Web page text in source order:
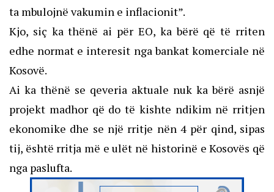
ta mbulojnë vakumin e inflacionit”.
Kjo, siç ka thënë ai për EO, ka bërë që të rriten
edhe normat e interesit nga bankat komerciale në
Kosovë.
Ai ka thënë se qeveria aktuale nuk ka bërë asnjë
projekt madhor që do të kishte ndikim në rritjen
ekonomike dhe se një rritje nën 4 për qind, sipas
tij, është rritja më e ulët në historinë e Kosovës që
nga paslufta.